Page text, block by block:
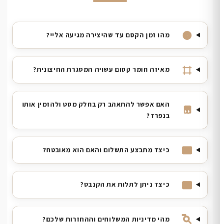
מהו זמן הקסם עד שהיצירה מגיעה אליי?
מאיזה חומר קסום עשויה המסגרת החיצונית?
האם אפשר להתאהב רק בחלק מסט ולהזמין אותו
בנפרד?
כיצד מתבצע התשלום והאם הוא מאובטח?
כיצד ניתן לתלות את הקנבס?
מהי מדיניות המשלוחים וההחזרות שלכם?